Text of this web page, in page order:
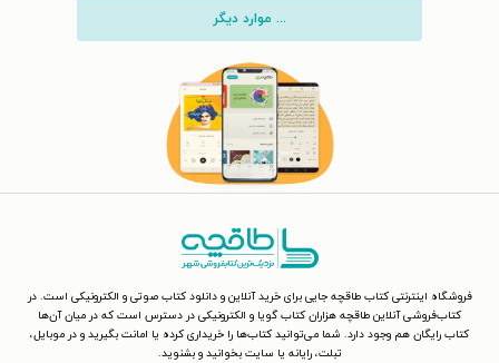
... موارد دیگر
فروشگاه اینترنتی کتاب طاقچه جایی برای خرید آنلاین و دانلود کتاب صوتی و الکترونیکی است. در
کتاب‌فروشی آنلاین طاقچه هزاران کتاب گویا و الکترونیکی در دسترس است که در میان آن‌ها
کتاب رایگان هم وجود دارد. شما می‌توانید کتاب‌ها را خریداری کرده یا امانت بگیرید و در موبایل،
تبلت، رایانه یا سایت بخوانید و بشنوید.